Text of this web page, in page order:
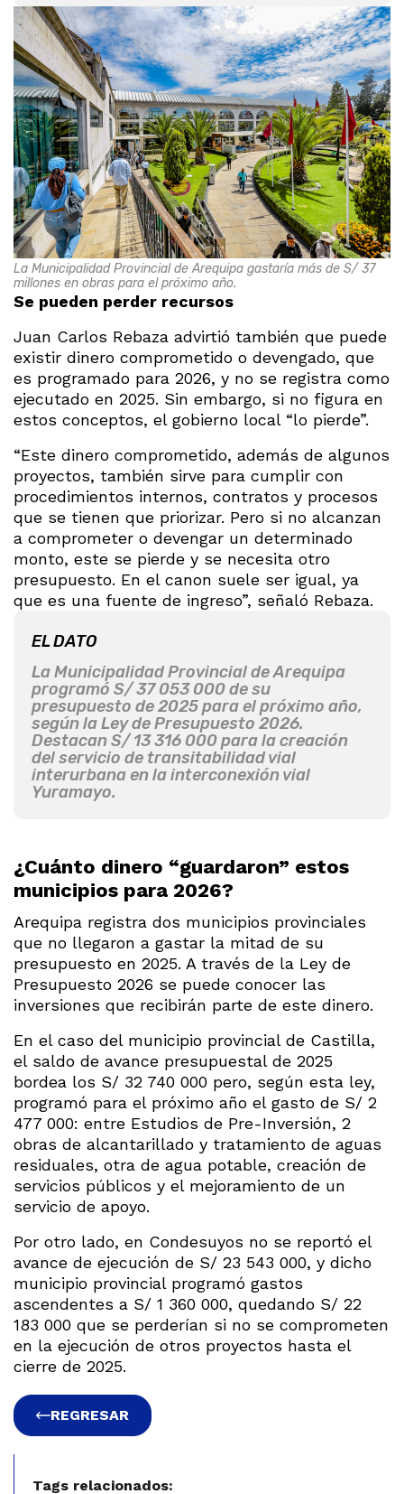
La Municipalidad Provincial de Arequipa gastaría más de S/ 37
millones en obras para el próximo año.
Se pueden perder recursos
Juan Carlos Rebaza advirtió también que puede
existir dinero comprometido o devengado, que
es programado para 2026, y no se registra como
ejecutado en 2025. Sin embargo, si no figura en
estos conceptos, el gobierno local “lo pierde”.
“Este dinero comprometido, además de algunos
proyectos, también sirve para cumplir con
procedimientos internos, contratos y procesos
que se tienen que priorizar. Pero si no alcanzan
a comprometer o devengar un determinado
monto, este se pierde y se necesita otro
presupuesto. En el canon suele ser igual, ya
que es una fuente de ingreso”, señaló Rebaza.
EL DATO
La Municipalidad Provincial de Arequipa
programó S/ 37 053 000 de su
presupuesto de 2025 para el próximo año,
según la Ley de Presupuesto 2026.
Destacan S/ 13 316 000 para la creación
del servicio de transitabilidad vial
interurbana en la interconexión vial
Yuramayo.
¿Cuánto dinero “guardaron” estos
municipios para 2026?
Arequipa registra dos municipios provinciales
que no llegaron a gastar la mitad de su
presupuesto en 2025. A través de la Ley de
Presupuesto 2026 se puede conocer las
inversiones que recibirán parte de este dinero.
En el caso del municipio provincial de Castilla,
el saldo de avance presupuestal de 2025
bordea los S/ 32 740 000 pero, según esta ley,
programó para el próximo año el gasto de S/ 2
477 000: entre Estudios de Pre-Inversión, 2
obras de alcantarillado y tratamiento de aguas
residuales, otra de agua potable, creación de
servicios públicos y el mejoramiento de un
servicio de apoyo.
Por otro lado, en Condesuyos no se reportó el
avance de ejecución de S/ 23 543 000, y dicho
municipio provincial programó gastos
ascendentes a S/ 1 360 000, quedando S/ 22
183 000 que se perderían si no se comprometen
en la ejecución de otros proyectos hasta el
cierre de 2025.
REGRESAR
Tags relacionados: